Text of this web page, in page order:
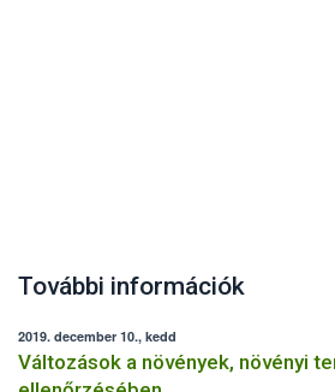
További információk
2019. december 10., kedd
Változások a növények, növényi